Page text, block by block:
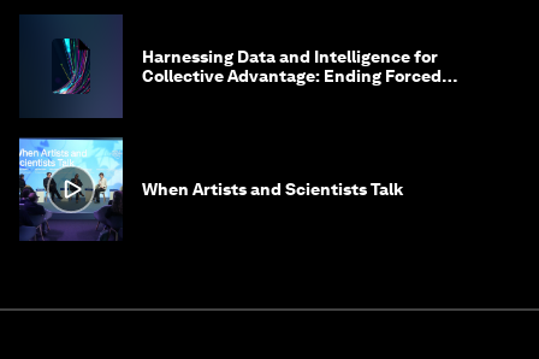
Harnessing Data and Intelligence for
Collective Advantage: Ending Forced
When Artists and Scientists Talk